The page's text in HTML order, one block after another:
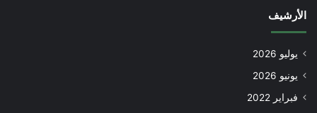
الأرشيف
يوليو 2026
يونيو 2026
فبراير 2022